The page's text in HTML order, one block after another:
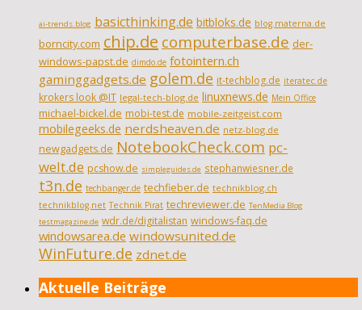
ai-trends.blog basicthinking.de bitbloks.de blog.materna.de
borncity.com chip.de computerbase.de der-
windows-papst.de dimdo.de fotointern.ch
gaminggadgets.de golem.de it-techblog.de iteratec.de
krokers look @IT legal-tech-blog.de linuxnews.de Mein Office
michael-bickel.de mobi-test.de mobile-zeitgeist.com
mobilegeeks.de nerdsheaven.de netz-blog.de
newgadgets.de NotebookCheck.com pc-
welt.de pcshow.de simpleguides.de stephanwiesner.de
t3n.de techbanger.de techfieber.de technikblog.ch
technikblog.net Technik Pirat techreviewer.de TenMedia Blog
testmagazine.de wdr.de/digitalistan windows-faq.de
windowsarea.de windowsunited.de
WinFuture.de zdnet.de
Aktuelle Beiträge